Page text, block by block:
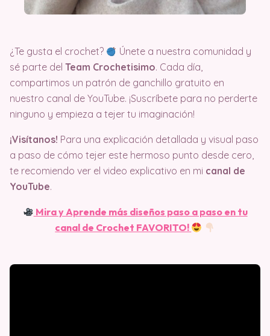
¿Te gusta el crochet?
Únete a nuestra comunidad y
sé parte del Team Crochetisimo. Cada día,
compartimos un patrón de ganchillo gratuito en
nuestro canal de YouTube. ¡Suscríbete para no perderte
ninguno y empieza a tejer tu imaginación!
¡Visítanos! Para una explicación detallada y visual paso
a paso de cómo tejer este hermoso punto desde cero,
te recomiendo ver el video explicativo en mi canal de
YouTube.
Mira y Aprende más diseños paso a paso en tu
canal de Crochet FAVORITO!